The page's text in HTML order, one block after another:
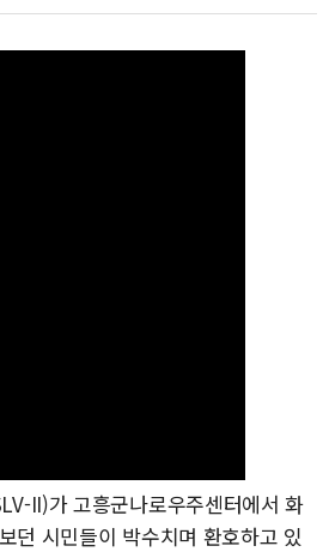
뉴욕증시 프리뷰, 미 주가선물 AI주
청와대, 북한 단거리 탄도미사일 발
[베트남 증시] 지수 하락 속 'DGC'
'월가의 황제' 다이먼 "금융시장
양주 섬유염색공장서 화재 1명 중
김정관 산업부 장관 "주 52시간 손
해군 1함대 창설 80주년…지역과
II)가 고흥군나로우주센터에서 화
던 시민들이 박수치며 환호하고 있